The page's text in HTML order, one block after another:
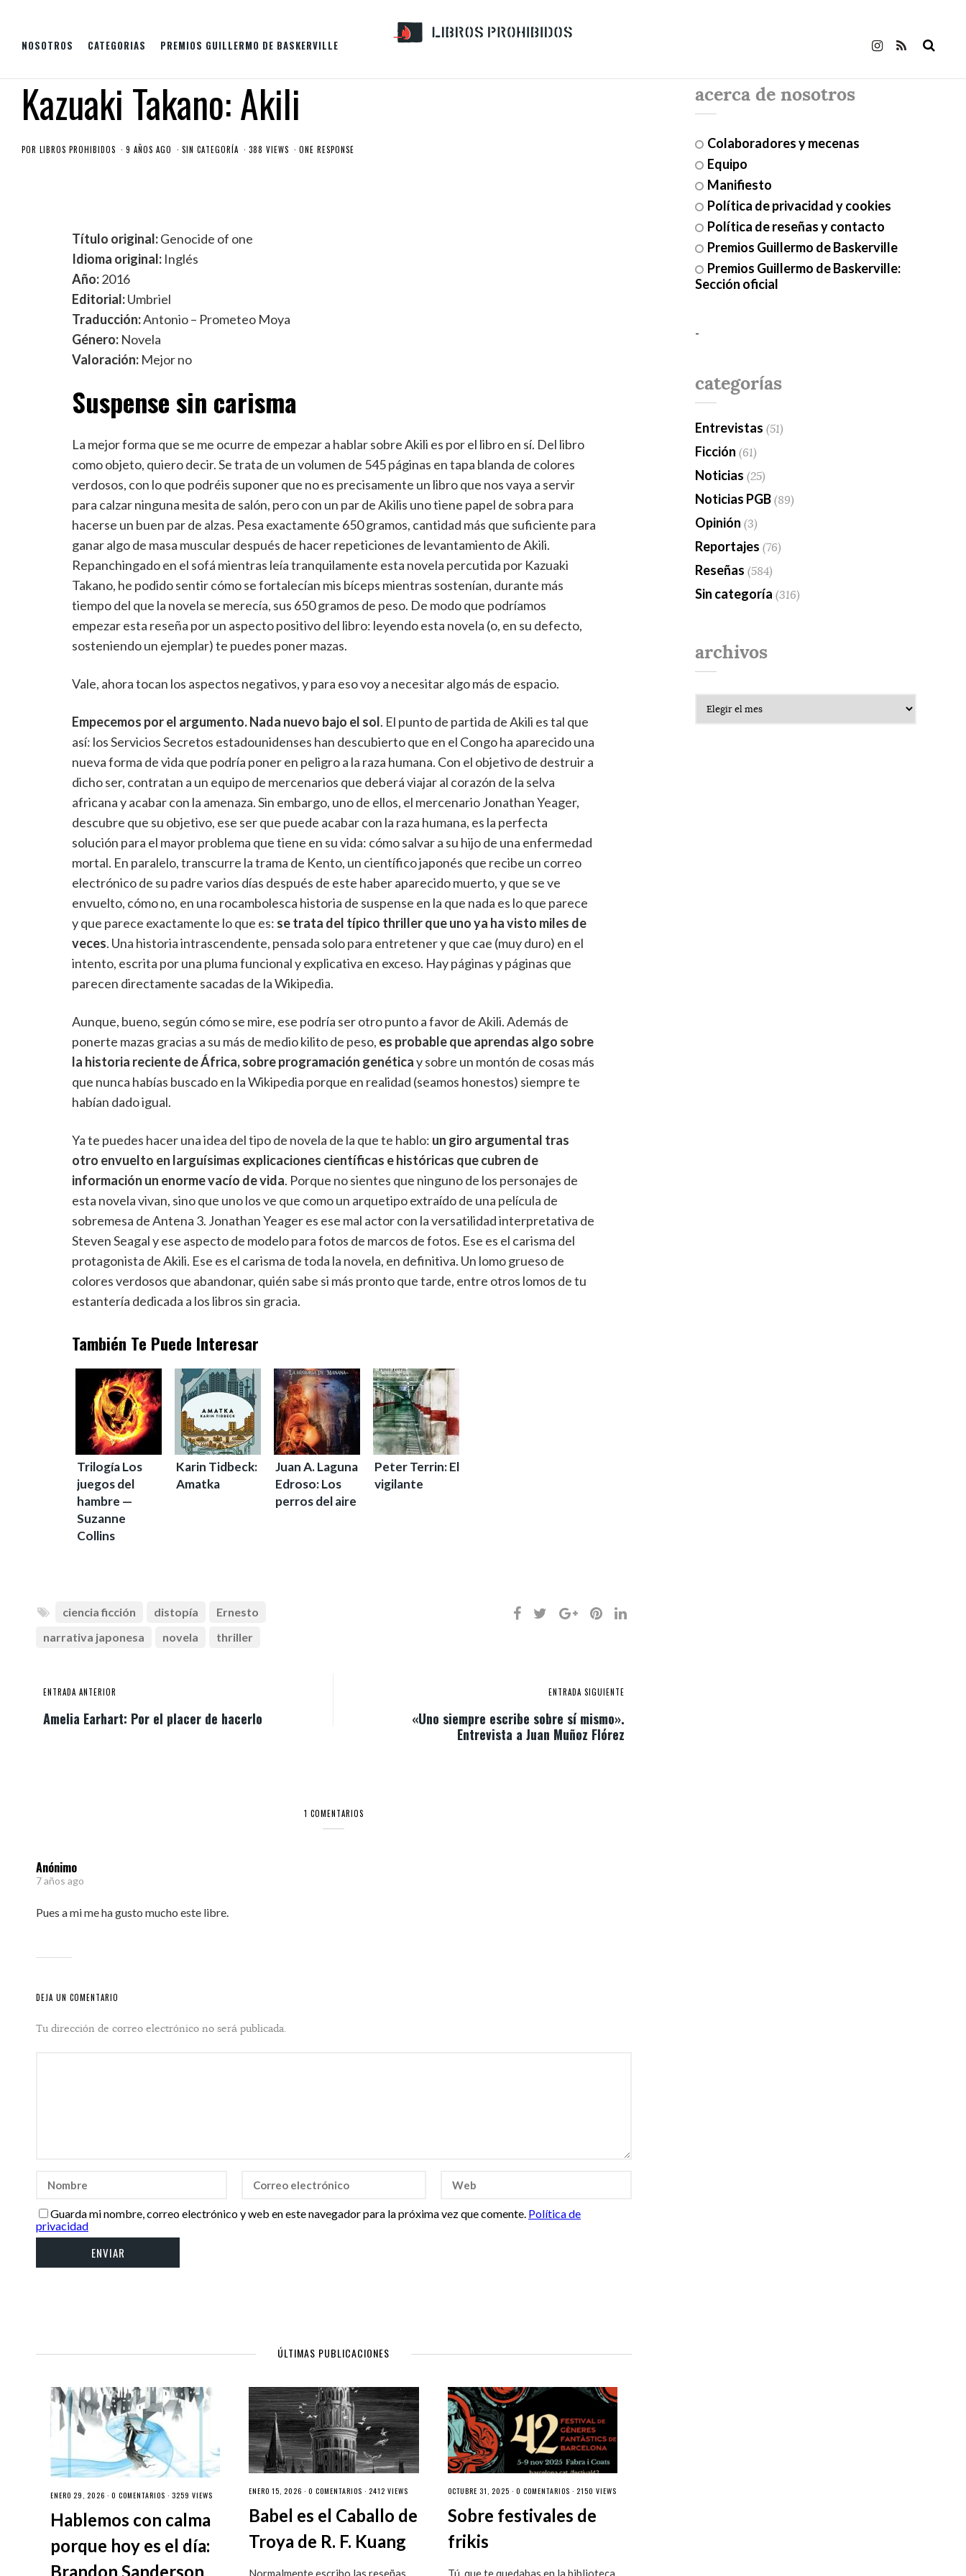
NOSOTROS CATEGORIAS PREMIOS GUILLERMO DE BASKERVILLE
Kazuaki Takano: Akili
POR LIBROS PROHIBIDOS 9 AÑOS AGO SIN CATEGORÍA 388 VIEWS ONE RESPONSE
Título original:Genocide of one
Idioma original: Inglés
Año:2016
Editorial:Umbriel
Traducción:Antonio – Prometeo Moya
Género: Novela
Valoración: Mejor no
Suspense sin carisma
La mejor forma que se me ocurre de empezar a hablar sobre Akili es por el libro en sí. Del libro
como objeto, quiero decir. Se trata de un volumen de 545 páginas en tapa blanda de colores
verdosos, con lo que podréis suponer que no es precisamente un libro que nos vaya a servir
para calzar ninguna mesita de salón, pero con un par de Akilis uno tiene papel de sobra para
hacerse un buen par de alzas. Pesa exactamente 650 gramos, cantidad más que suficiente para
ganar algo de masa muscular después de hacer repeticiones de levantamiento de Akili.
Repanchingado en el sofá mientras leía tranquilamente esta novela percutida por Kazuaki
Takano, he podido sentir cómo se fortalecían mis bíceps mientras sostenían, durante más
tiempo del que la novela se merecía, sus 650 gramos de peso. De modo que podríamos
empezar esta reseña por un aspecto positivo del libro: leyendo esta novela (o, en su defecto,
sosteniendo un ejemplar) te puedes poner mazas.
Vale, ahora tocan los aspectos negativos, y para eso voy a necesitar algo más de espacio.
Empecemos por el argumento. Nada nuevo bajo el sol. El punto de partida de Akili es tal que
así: los Servicios Secretos estadounidenses han descubierto que en el Congo ha aparecido una
nueva forma de vida que podría poner en peligro a la raza humana. Con el objetivo de destruir a
dicho ser, contratan a un equipo de mercenarios que deberá viajar al corazón de la selva
africana y acabar con la amenaza. Sin embargo, uno de ellos, el mercenario Jonathan Yeager,
descubre que su objetivo, ese ser que puede acabar con la raza humana, es la perfecta
solución para el mayor problema que tiene en su vida: cómo salvar a su hijo de una enfermedad
mortal. En paralelo, transcurre la trama de Kento, un científico japonés que recibe un correo
electrónico de su padre varios días después de este haber aparecido muerto, y que se ve
envuelto, cómo no, en una rocambolesca historia de suspense en la que nada es lo que parece
y que parece exactamente lo que es: se trata del típico thriller que uno ya ha visto miles de
veces. Una historia intrascendente, pensada solo para entretener y que cae (muy duro) en el
intento, escrita por una pluma funcional y explicativa en exceso. Hay páginas y páginas que
parecen directamente sacadas de la Wikipedia.
Aunque, bueno, según cómo se mire, ese podría ser otro punto a favor de Akili. Además de
ponerte mazas gracias a su más de medio kilito de peso, es probable que aprendas algo sobre
la historia reciente de África, sobre programación genéticay sobre un montón de cosas más
que nunca habías buscado en la Wikipedia porque en realidad (seamos honestos) siempre te
habían dado igual.
Ya te puedes hacer una idea del tipo de novela de la que te hablo: un giro argumental tras
otro envuelto en larguísimas explicaciones científicas e históricas que cubren de
información un enorme vacío de vida. Porque no sientes que ninguno de los personajes de
esta novela vivan, sino que uno los ve que como un arquetipo extraído de una película de
sobremesa de Antena 3. Jonathan Yeager es ese mal actor con la versatilidad interpretativa de
Steven Seagal y ese aspecto de modelo para fotos de marcos de fotos. Ese es el carisma del
protagonista de Akili. Ese es el carisma de toda la novela, en definitiva. Un lomo grueso de
colores verdosos que abandonar, quién sabe si más pronto que tarde, entre otros lomos de tu
estantería dedicada a los libros sin gracia.
También Te Puede Interesar
Trilogía Los
juegos del
hambre —
Suzanne
Collins
Karin Tidbeck:
Amatka
Juan A. Laguna
Edroso: Los
perros del aire
Peter Terrin: El
vigilante
ciencia ficción distopía
Ernesto
narrativa japonesa
novela thriller
ENTRADA ANTERIOR
Amelia Earhart: Por el placer de hacerlo
ENTRADA SIGUIENTE
«Uno siempre escribe sobre sí mismo».
Entrevista a Juan Muñoz Flórez
1 COMENTARIOS
Anónimo
7 años ago
Pues a mi me ha gusto mucho este libre.
DEJA UN COMENTARIO
Tu dirección de correo electrónico no será publicada.
Guarda mi nombre, correo electrónico y web en este navegador para la próxima vez que comente. Política de
privacidad
ÚLTIMAS PUBLICACIONES
ENERO 29, 2026 · 0 COMENTARIOS · 3259 VIEWS
Hablemos con calma
porque hoy es el día:
Brandon Sanderson
ENERO 15, 2026 ·0 COMENTARIOS · 2412 VIEWS
Babel es el Caballo de
Troya de R. F. Kuang
Normalmente escribo las reseñas
OCTUBRE 31, 2025 · 0 COMENTARIOS · 2150 VIEWS
Sobre festivales de
frikis
Tú, que te quedabas en la biblioteca
acerca de nosotros
Colaboradores y mecenas
Equipo
Manifiesto
Política de privacidad y cookies
Política de reseñas y contacto
Premios Guillermo de Baskerville
Premios Guillermo de Baskerville:
Sección oficial
-
categorías
Entrevistas (51)
Ficción (61)
Noticias (25)
Noticias PGB (89)
Opinión (3)
Reportajes (76)
Reseñas (584)
Sin categoría (316)
archivos